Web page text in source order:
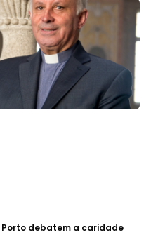
debatem a caridade